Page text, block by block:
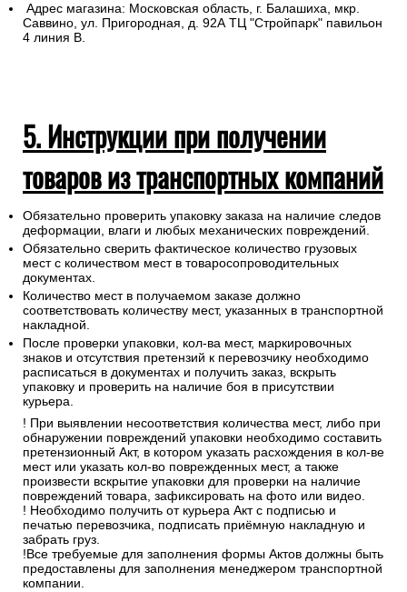
Адрес магазина: Московская область, г. Балашиха, мкр.
Саввино, ул. Пригородная, д. 92А ТЦ "Стройпарк" павильон
4 линия В.
5. Инструкции при получении
товаров из транспортных компаний
Обязательно проверить упаковку заказа на наличие следов
деформации, влаги и любых механических повреждений.
Обязательно сверить фактическое количество грузовых
мест с количеством мест в товаросопроводительных
документах.
Количество мест в получаемом заказе должно
соответствовать количеству мест, указанных в транспортной
накладной.
После проверки упаковки, кол-ва мест, маркировочных
знаков и отсутствия претензий к перевозчику необходимо
расписаться в документах и получить заказ, вскрыть
упаковку и проверить на наличие боя в присутствии
курьера.
! При выявлении несоответствия количества мест, либо при
обнаружении повреждений упаковки необходимо составить
претензионный Акт, в котором указать расхождения в кол-ве
мест или указать кол-во поврежденных мест, а также
произвести вскрытие упаковки для проверки на наличие
повреждений товара, зафиксировать на фото или видео.
! Необходимо получить от курьера Акт с подписью и
печатью перевозчика, подписать приёмную накладную и
забрать груз.
!Все требуемые для заполнения формы Актов должны быть
предоставлены для заполнения менеджером транспортной
компании.